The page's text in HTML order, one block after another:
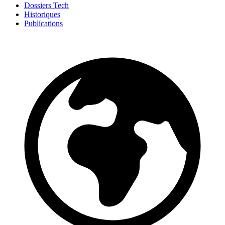
Dossiers Tech
Historiques
Publications